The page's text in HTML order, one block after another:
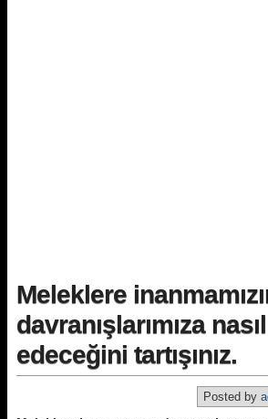
Meleklere
davranışlarımıza
edeceğini tartışınız.
Posted by